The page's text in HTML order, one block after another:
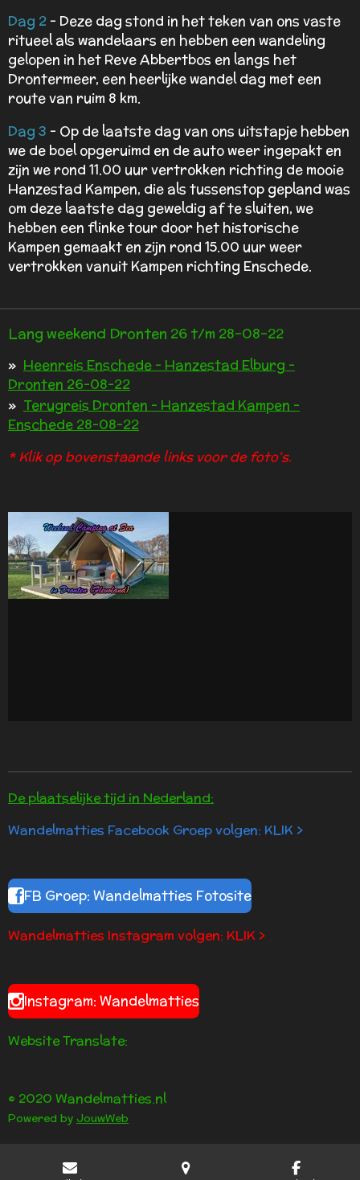
Dag 2 - Deze dag stond in het teken van ons vaste
ritueel als wandelaars en hebben een wandeling
gelopen in het Reve Abbertbos en langs het
Drontermeer, een heerlijke wandel dag met een
route van ruim 8 km.
Dag 3 - Op de laatste dag van ons uitstapje hebben
we de boel opgeruimd en de auto weer ingepakt en
zijn we rond 11.00 uur vertrokken richting de mooie
Hanzestad Kampen, die als tussenstop gepland was
om deze laatste dag geweldig af te sluiten, we
hebben een flinke tour door het historische
Kampen gemaakt en zijn rond 15.00 uur weer
vertrokken vanuit Kampen richting Enschede.
Lang weekend Dronten 26 t/m 28-08-22
Heenreis Enschede - Hanzestad Elburg -
Dronten 26-08-22
Terugreis Dronten - Hanzestad Kampen -
Enschede 28-08-22
* Klik op bovenstaande links voor de foto's.
De plaatselijke tijd in Nederland:
Wandelmatties Facebook Groep volgen: KLIK >
FB Groep: Wandelmatties Fotosite
Wandelmatties Instagram volgen: KLIK >
Instagram: Wandelmatties
Website Translate:
© 2020 Wandelmatties.nl
Powered by JouwWeb